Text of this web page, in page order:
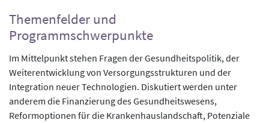
Themenfelder und
Programmschwerpunkte
Im Mittelpunkt stehen Fragen der Gesundheitspolitik, der
Weiterentwicklung von Versorgungsstrukturen und der
Integration neuer Technologien. Diskutiert werden unter
anderem die Finanzierung des Gesundheitswesens,
Reformoptionen für die Krankenhauslandschaft, Potenziale